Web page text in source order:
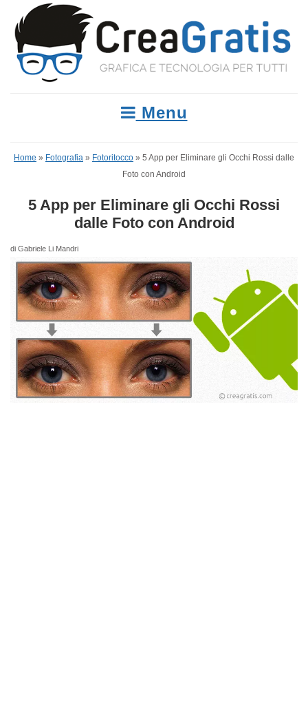
Menu
Home » Fotografia » Fotoritocco » 5 App per Eliminare gli Occhi Rossi dalle
Foto con Android
5 App per Eliminare gli Occhi Rossi
dalle Foto con Android
di Gabriele Li Mandri